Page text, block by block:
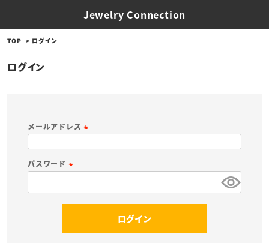
Jewelry Connection
TOP ログイン
ログイン
メールアドレス
須
パスワード
ログイン